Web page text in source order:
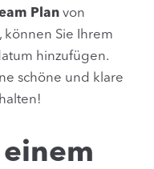
Plan von
können Sie Ihrem
hinzufügen.
schöne und klare